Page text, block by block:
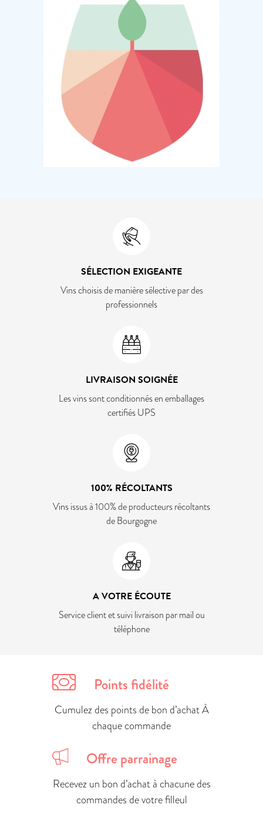
SÉLECTION EXIGEANTE
Vins choisis de manière sélective par des
professionnels
LIVRAISON SOIGNÉE
Les vins sont conditionnés en emballages
certifiés UPS
100% RÉCOLTANTS
Vins issus à 100% de producteurs récoltants
de Bourgogne
A VOTRE ÉCOUTE
Service client et suivi livraison par mail ou
téléphone
Points fidélité
Cumulez des points de bon d’achat À
chaque commande
Offre parrainage
Recevez un bon d’achat à chacune des
commandes de votre filleul